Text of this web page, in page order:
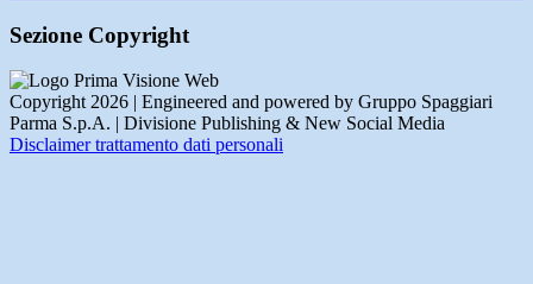
Sezione Copyright
Copyright 2026 | Engineered and powered by Gruppo Spaggiari
Parma S.p.A. | Divisione Publishing & New Social Media
Disclaimer trattamento dati personali